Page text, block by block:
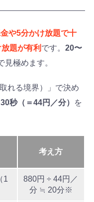
や5分かけ放題で十
題が有利 です。 20〜
極めます。
れる境界）」で決め
秒（＝44円／分）
を
考え方
1
880円 ÷ 44円／
分 ≒ 20分※